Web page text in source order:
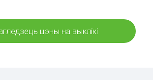
цэны на выклікі